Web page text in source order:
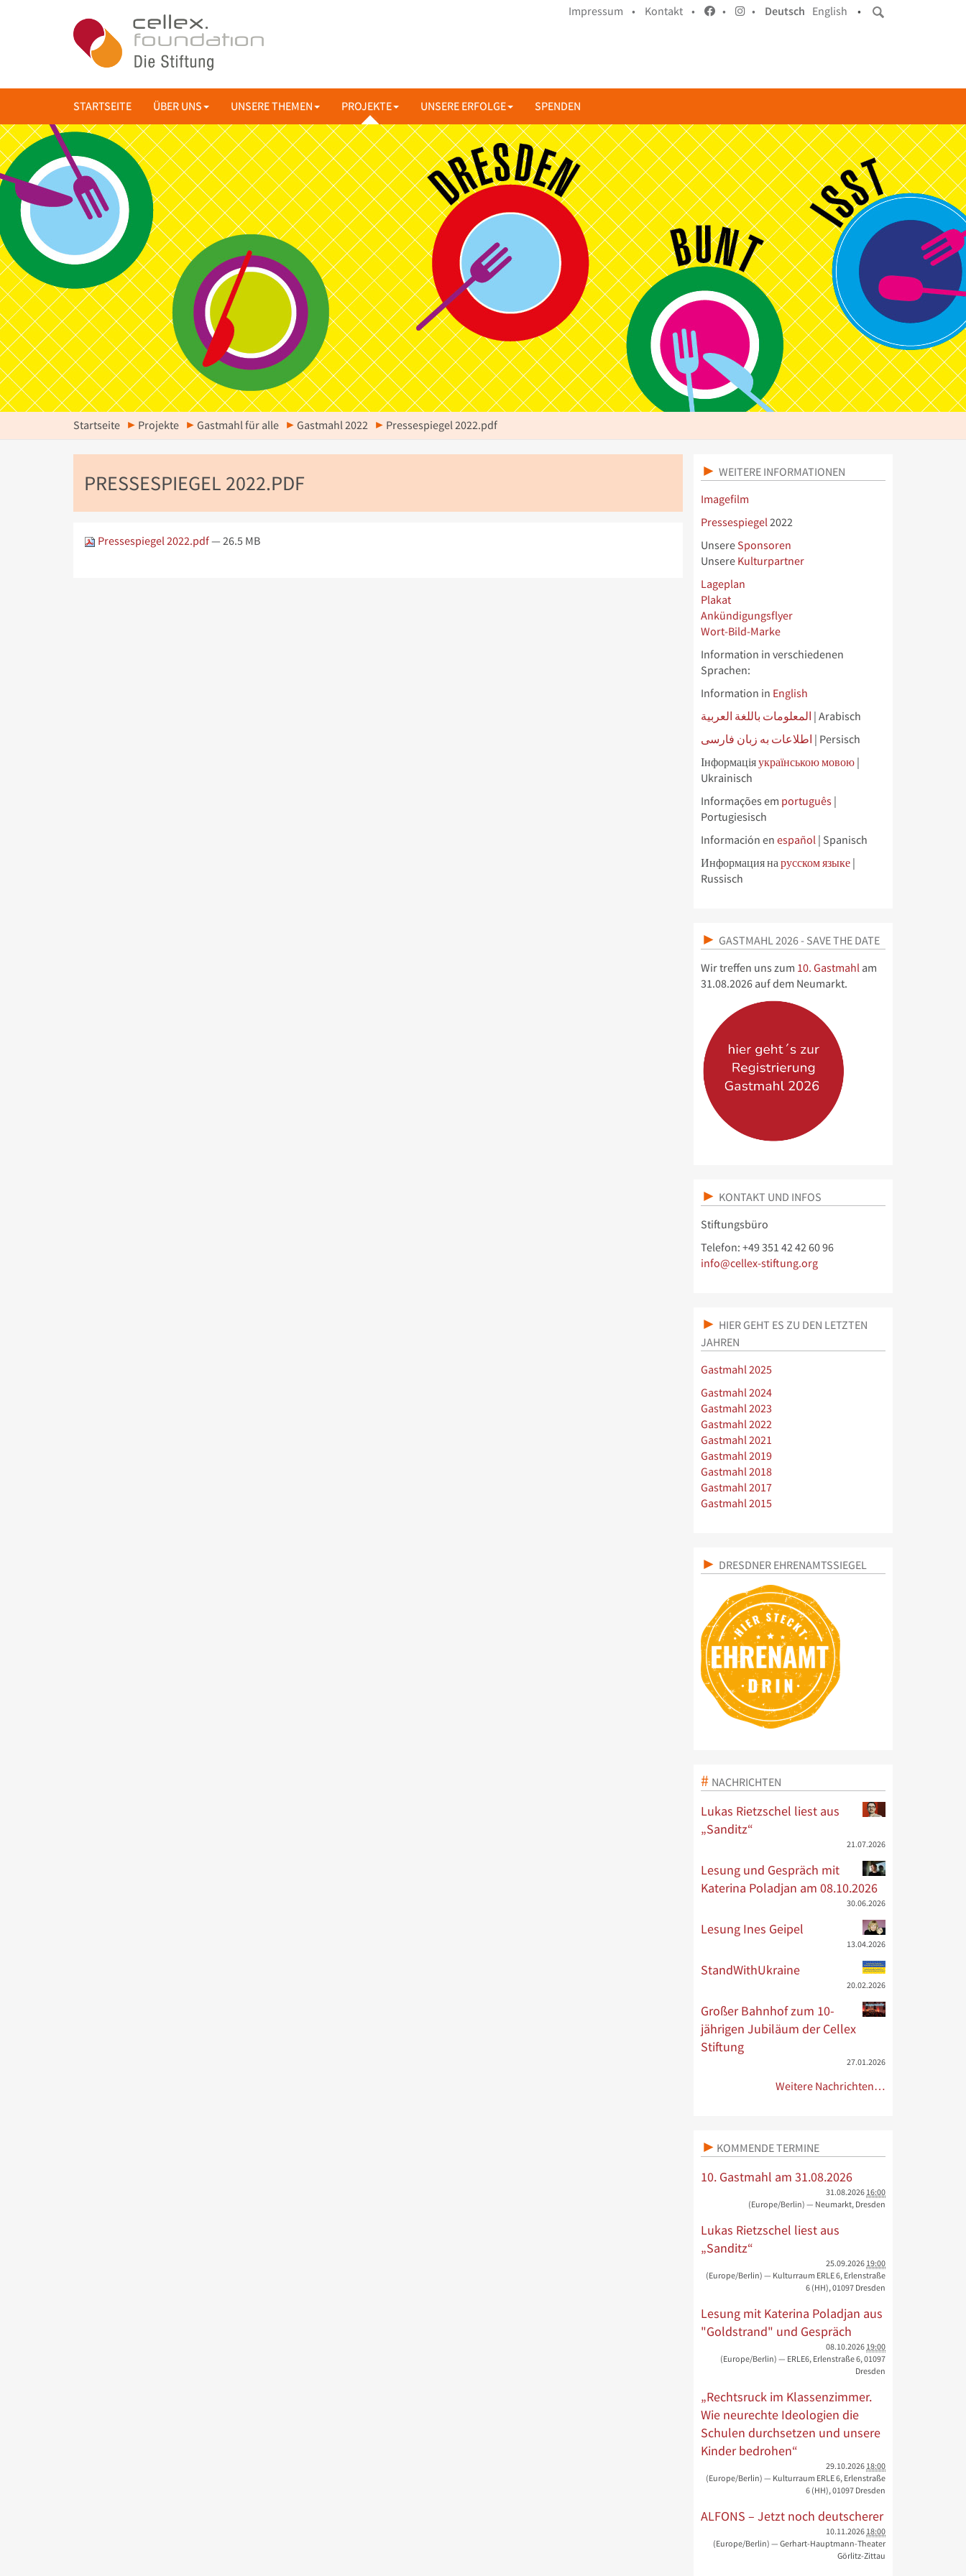
Impressum • Kontakt • • • Deutsch English •
STARTSEITE ÜBER UNS UNSERE THEMEN PROJEKTE UNSERE ERFOLGE SPENDEN
Startseite Projekte Gastmahl für alle Gastmahl 2022 Pressespiegel 2022.pdf
PRESSESPIEGEL 2022.PDF
Pressespiegel 2022.pdf— 26.5 MB
WEITERE INFORMATIONEN
Imagefilm
Pressespiegel2022
Unsere Sponsoren
Unsere Kulturpartner
Lageplan
Plakat
Ankündigungsflyer
Wort-Bild-Marke
Information in verschiedenen
Sprachen:
Information in English
المعلومات باللغة العربية | Arabisch
اطلاعات به زبان فارسی | Persisch
Інформаціяукраїнською мовою|
Ukrainisch
Informações em português |
Portugiesisch
Información en español | Spanisch
Информация нарусском языке|
Russisch
GASTMAHL 2026 - SAVE THE DATE
Wir treffen uns zum 10. Gastmahlam
31.08.2026 auf dem Neumarkt.
KONTAKT UND INFOS
Stiftungsbüro
Telefon: +49 351 42 42 60 96
info@cellex-stiftung.org
HIER GEHT ES ZU DEN LETZTEN
JAHREN
Gastmahl 2025
Gastmahl 2024
Gastmahl 2023
Gastmahl 2022
Gastmahl 2021
Gastmahl 2019
Gastmahl 2018
Gastmahl 2017
Gastmahl 2015
DRESDNER EHRENAMTSSIEGEL
NACHRICHTEN
Lukas Rietzschel liest aus
„Sanditz“
21.07.2026
Lesung und Gespräch mit
Katerina Poladjan am 08.10.2026
30.06.2026
Lesung Ines Geipel
13.04.2026
StandWithUkraine
20.02.2026
Großer Bahnhof zum 10-
jährigen Jubiläum der Cellex
Stiftung
27.01.2026
Weitere Nachrichten…
KOMMENDE TERMINE
10. Gastmahl am 31.08.2026
31.08.2026 16:00
(Europe/Berlin) — Neumarkt, Dresden
Lukas Rietzschel liest aus
„Sanditz“
25.09.2026 19:00
(Europe/Berlin) — Kulturraum ERLE 6, Erlenstraße
6 (HH), 01097 Dresden
Lesung mit Katerina Poladjan aus
"Goldstrand" und Gespräch
08.10.2026 19:00
(Europe/Berlin) — ERLE6, Erlenstraße 6, 01097
Dresden
„Rechtsruck im Klassenzimmer.
Wie neurechte Ideologien die
Schulen durchsetzen und unsere
Kinder bedrohen“
29.10.2026 18:00
(Europe/Berlin) — Kulturraum ERLE 6, Erlenstraße
6 (HH), 01097 Dresden
ALFONS – Jetzt noch deutscherer
10.11.2026 18:00
(Europe/Berlin) — Gerhart-Hauptmann-Theater
Görlitz-Zittau